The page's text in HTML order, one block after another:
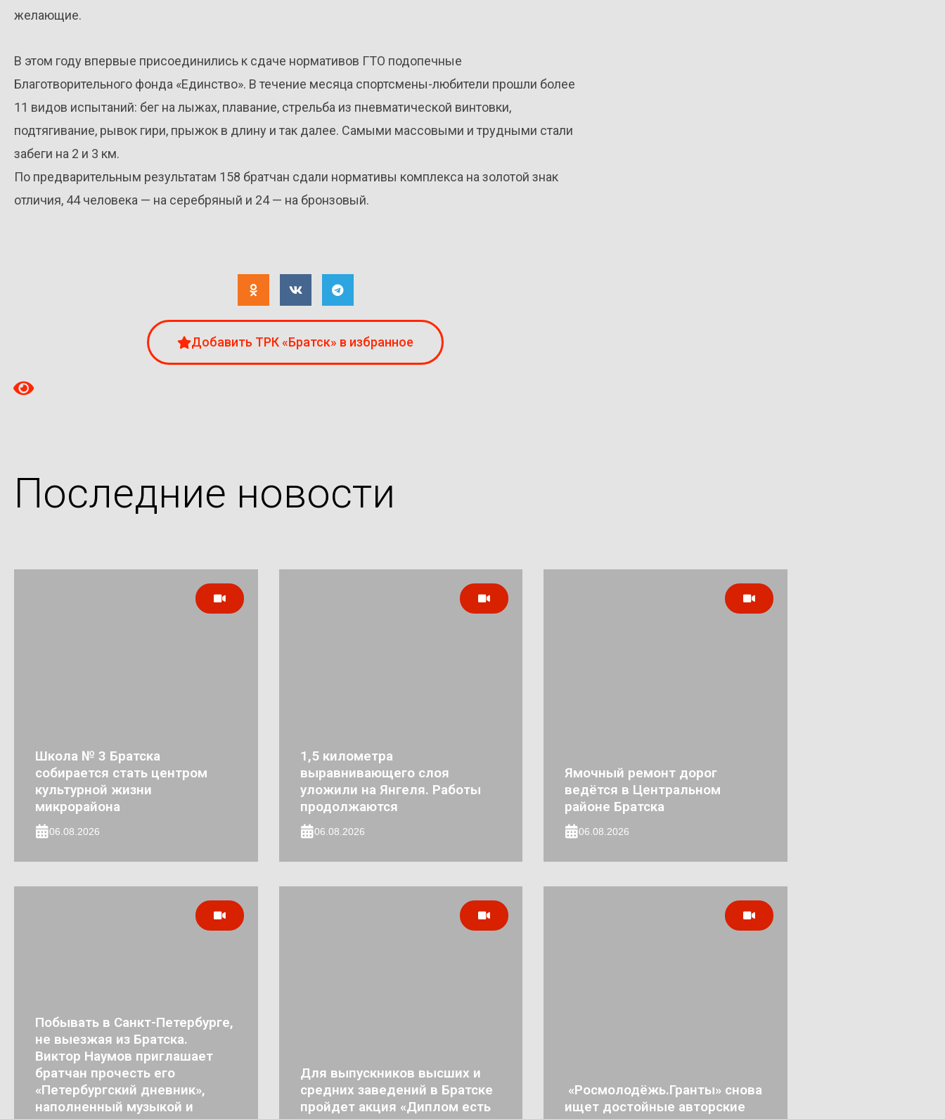
желающие.
В этом году впервые присоединились к сдаче нормативов ГТО подопечные
Благотворительного фонда «Единство». В течение месяца спортсмены-любители прошли более
11 видов испытаний: бег на лыжах, плавание, стрельба из пневматической винтовки,
подтягивание, рывок гири, прыжок в длину и так далее. Самыми массовыми и трудными стали
забеги на 2 и 3 км.
По предварительным результатам 158 братчан сдали нормативы комплекса на золотой знак
отличия, 44 человека — на серебряный и 24 — на бронзовый.
Добавить ТРК «Братск» в избранное
Последние новости
Школа № 3 Братска
собирается стать центром
культурной жизни
микрорайона
06.08.2026
1,5 километра
выравнивающего слоя
уложили на Янгеля. Работы
продолжаются
06.08.2026
Ямочный ремонт дорог
ведётся в Центральном
районе Братска
06.08.2026
Побывать в Санкт-Петербурге,
не выезжая из Братска.
Виктор Наумов приглашает
братчан прочесть его
«Петербургский дневник»,
наполненный музыкой и
Для выпускников высших и
средних заведений в Братске
пройдет акция «Диплом есть
«Росмолодёжь.Гранты» снова
ищет достойные авторские